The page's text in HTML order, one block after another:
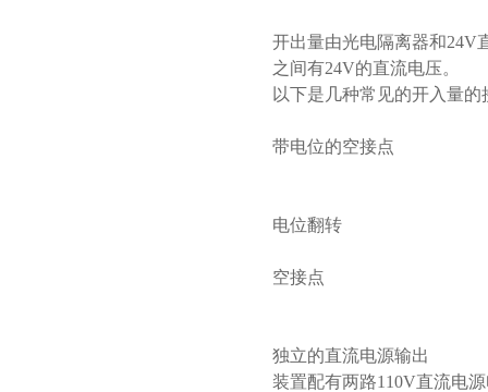
开出量由光电隔离器和24V
之间有24V的直流电压。
以下是几种常见的开入量的
带电位的空接点
电位翻转
空接点
独立的直流电源输出
装置配有两路110V直流电